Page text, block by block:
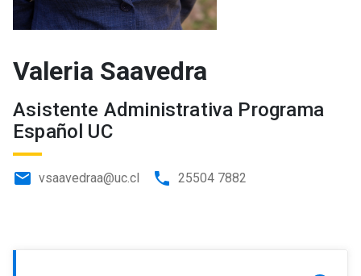
Valeria Saavedra
Asistente Administrativa Programa
Español UC
email vsaavedraa@uc.cl phone 25504 7882